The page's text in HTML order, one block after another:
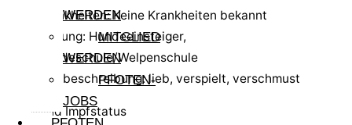
WERDEN
MITGLIED
WERDEN
PFOTEN-
JOBS
Krankheiten: Keine Krankheiten bekannt
Haltung: Hundeeinsteiger,
Hundeschule/Welpenschule
Kurzbeschreibung: lieb, verspielt, verschmust
Test- und Impfstatus